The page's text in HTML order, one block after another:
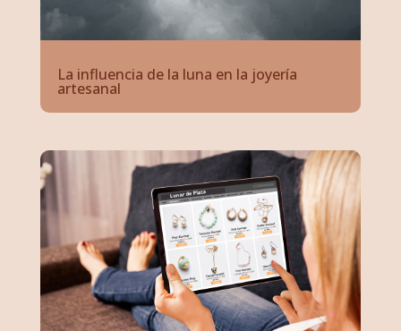
La influencia de la luna en la joyería
artesanal